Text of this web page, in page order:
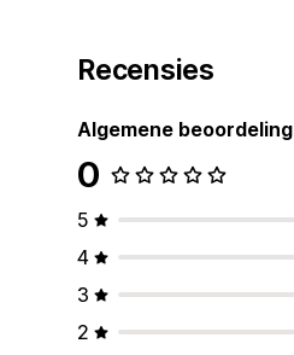
Recensies
Algemene beoordeling
0
5
4
3
2